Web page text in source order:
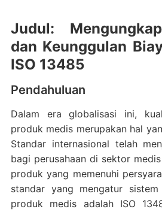
Judul:
dan Keunggulan
ISO 13485
Pendahuluan
Dalam era globalisasi ini,
produk medis merupakan hal
Standar internasional telah
bagi perusahaan di sektor
produk yang memenuhi
standar yang mengatur sistem
produk medis adalah ISO